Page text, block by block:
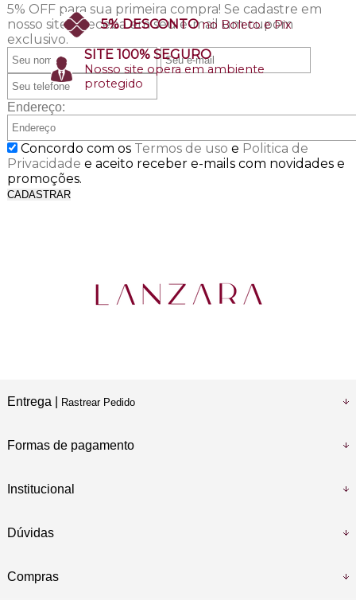
5% DESCONTO no Boleto e Pix
SITE 100% SEGURO
Nosso site opera em ambiente
protegido
5% OFF para sua primeira compra! Se cadastre em
nosso site e receba em seu e-mail um cupom
exclusivo.
Endereço:
Concordo com os Termos de uso e Politica de
Privacidade e aceito receber e-mails com novidades e
promoções.
CADASTRAR
Entrega | Rastrear Pedido
Formas de pagamento
Institucional
Dúvidas
Compras